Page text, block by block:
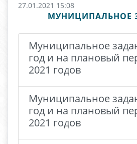
27.01.2021 15:08
МУНИЦИПАЛЬНОЕ
Муниципальное
год и на плановый
2021 годов
Муниципальное
год и на плановый
2021 годов